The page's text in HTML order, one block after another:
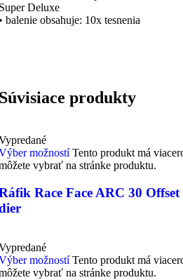
Deluxe
balenie obsahuje: 10x tesnenia
produkty
možností Tento produkt má
vybrať na stránke produktu.
Race Face ARC 30
možností Tento produkt má
vybrať na stránke produktu.